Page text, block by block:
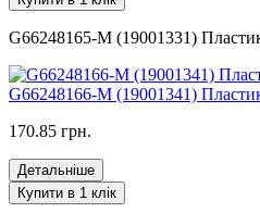
G66248165-M (19001331)
G66248166-M (19001341)
170.85 грн.
Детальніше
Купити в 1 клік